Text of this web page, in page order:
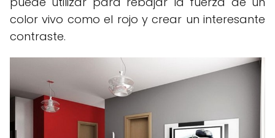
color vivo como el rojo y crear un interesante
contraste.